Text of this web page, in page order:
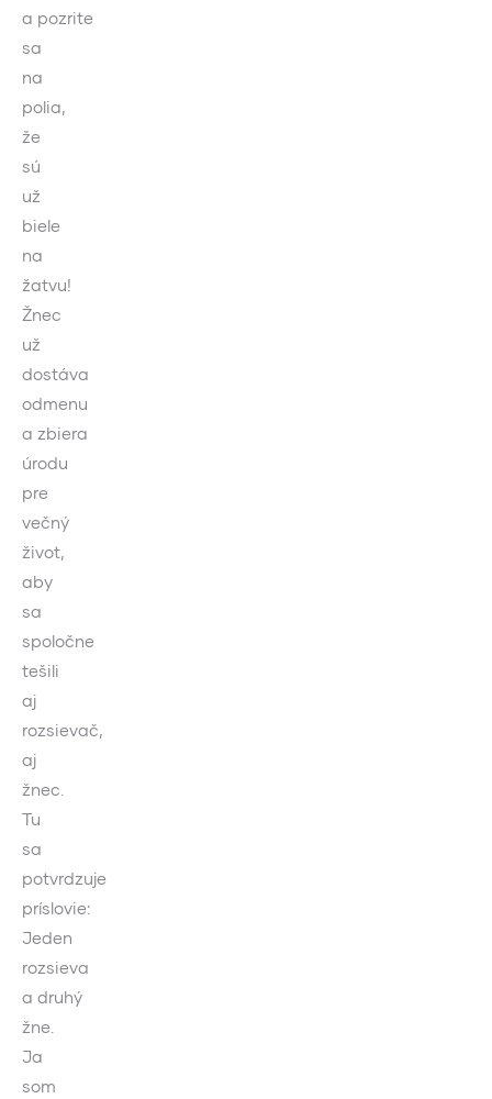
a pozrite
sa
na
polia,
že
sú
už
biele
na
žatvu!
Žnec
už
dostáva
odmenu
a zbiera
úrodu
pre
večný
život,
aby
sa
spoločne
tešili
aj
rozsievač,
aj
žnec.
Tu
sa
potvrdzuje
príslovie:
Jeden
rozsieva
a druhý
žne.
Ja
som